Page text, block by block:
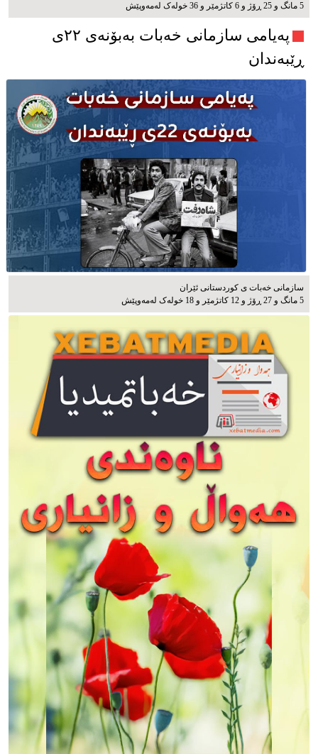
5 مانگ و 25 ڕۆژ و 6 کاتژمێر و 36 خوله‌ک له‌مه‌وپێش‌
پەیامی سازمانی خەبات بەبۆنەی ۲۲ی
ڕێبەندان
سازمانی خەبات ی كوردستانی ئێران
5 مانگ و 27 ڕۆژ و 12 کاتژمێر و 18 خوله‌ک له‌مه‌وپێش‌